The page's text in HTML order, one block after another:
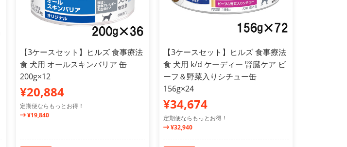
【3ケースセット】ヒルズ 食事療法
食 犬用 オールスキンバリア 缶
200g×12
¥20,884
定期便ならもっとお得！
¥19,840
【3ケースセット】ヒルズ 食事療法
食 犬用 k/d ケーディー 腎臓ケア ビ
ーフ＆野菜入りシチュー缶
156g×24
¥34,674
定期便ならもっとお得！
¥32,940